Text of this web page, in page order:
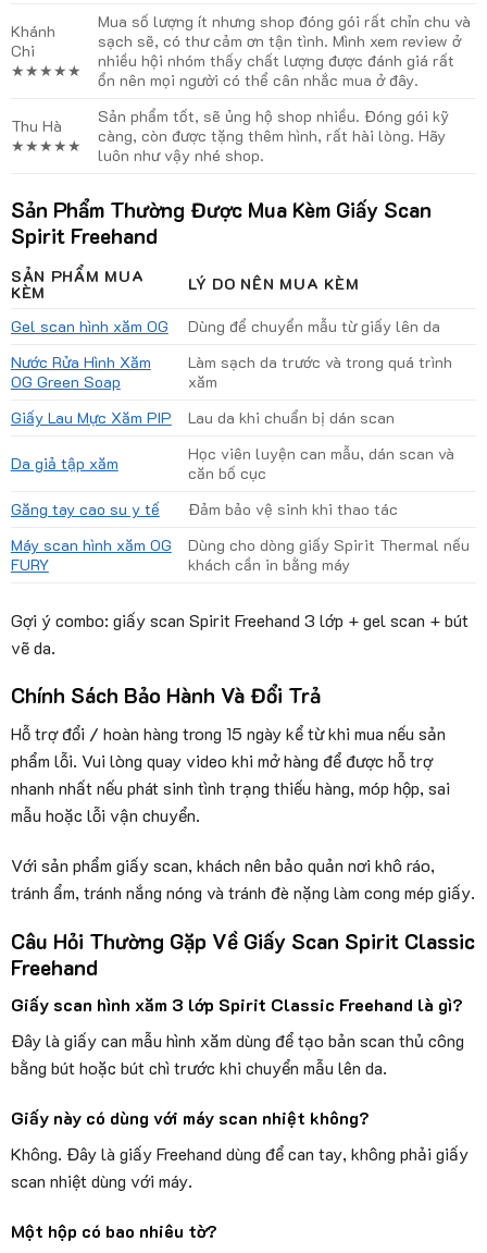
Khánh
Chi
★★★★★
Mua số lượng ít nhưng shop đóng gói rất chỉn chu và
sạch sẽ, có thư cảm ơn tận tình. Mình xem review ở
nhiều hội nhóm thấy chất lượng được đánh giá rất
ổn nên mọi người có thể cân nhắc mua ở đây.
Thu Hà
★★★★★
Sản phẩm tốt, sẽ ủng hộ shop nhiều. Đóng gói kỹ
càng, còn được tặng thêm hình, rất hài lòng. Hãy
luôn như vậy nhé shop.
Sản Phẩm Thường Được Mua Kèm Giấy Scan
Spirit Freehand
SẢN PHẨM MUA
KÈM LÝ DO NÊN MUA KÈM
Gel scan hình xăm OG
Dùng để chuyển mẫu từ giấy lên da
Nước Rửa Hình Xăm
OG Green Soap
Làm sạch da trước và trong quá trình
xăm
Giấy Lau Mực Xăm PIP
Lau da khi chuẩn bị dán scan
Da giả tập xăm
Học viên luyện can mẫu, dán scan và
căn bố cục
Găng tay cao su y tế
Đảm bảo vệ sinh khi thao tác
Máy scan hình xăm OG
FURY
Dùng cho dòng giấy Spirit Thermal nếu
khách cần in bằng máy
Gợi ý combo: giấy scan Spirit Freehand 3 lớp + gel scan + bút
vẽ da.
Chính Sách Bảo Hành Và Đổi Trả
Hỗ trợ đổi / hoàn hàng trong 15 ngày kể từ khi mua nếu sản
phẩm lỗi. Vui lòng quay video khi mở hàng để được hỗ trợ
nhanh nhất nếu phát sinh tình trạng thiếu hàng, móp hộp, sai
mẫu hoặc lỗi vận chuyển.
Với sản phẩm giấy scan, khách nên bảo quản nơi khô ráo,
tránh ẩm, tránh nắng nóng và tránh đè nặng làm cong mép giấy.
Câu Hỏi Thường Gặp Về Giấy Scan Spirit Classic
Freehand
Giấy scan hình xăm 3 lớp Spirit Classic Freehand là gì?
Đây là giấy can mẫu hình xăm dùng để tạo bản scan thủ công
bằng bút hoặc bút chì trước khi chuyển mẫu lên da.
Giấy này có dùng với máy scan nhiệt không?
Không. Đây là giấy Freehand dùng để can tay, không phải giấy
scan nhiệt dùng với máy.
Một hộp có bao nhiêu tờ?